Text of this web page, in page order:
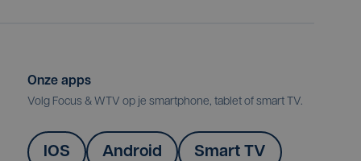
Onze apps
Volg Focus & WTV op je smartphone, tablet of smart TV.
IOS Android Smart TV